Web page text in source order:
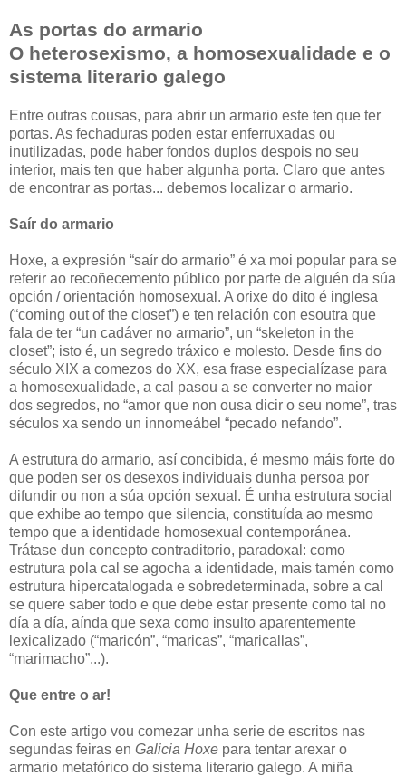
As portas do armario
O heterosexismo, a homosexualidade e o
sistema literario galego
Entre outras cousas, para abrir un armario este ten que ter
portas. As fechaduras poden estar enferruxadas ou
inutilizadas, pode haber fondos duplos despois no seu
interior, mais ten que haber algunha porta. Claro que antes
de encontrar as portas... debemos localizar o armario.
Saír do armario
Hoxe, a expresión “saír do armario” é xa moi popular para se
referir ao recoñecemento público por parte de alguén da súa
opción / orientación homosexual. A orixe do dito é inglesa
(“coming out of the closet”) e ten relación con esoutra que
fala de ter “un cadáver no armario”, un “skeleton in the
closet”; isto é, un segredo tráxico e molesto. Desde fins do
século XIX a comezos do XX, esa frase especialízase para
a homosexualidade, a cal pasou a se converter no maior
dos segredos, no “amor que non ousa dicir o seu nome”, tras
séculos xa sendo un innomeábel “pecado nefando”.
A estrutura do armario, así concibida, é mesmo máis forte do
que poden ser os desexos individuais dunha persoa por
difundir ou non a súa opción sexual. É unha estrutura social
que exhibe ao tempo que silencia, constituída ao mesmo
tempo que a identidade homosexual contemporánea.
Trátase dun concepto contraditorio, paradoxal: como
estrutura pola cal se agocha a identidade, mais tamén como
estrutura hipercatalogada e sobredeterminada, sobre a cal
se quere saber todo e que debe estar presente como tal no
día a día, aínda que sexa como insulto aparentemente
lexicalizado (“maricón”, “maricas”, “maricallas”,
“marimacho”...).
Que entre o ar!
Con este artigo vou comezar unha serie de escritos nas
segundas feiras en Galicia Hoxe para tentar arexar o
armario metafórico do sistema literario galego. A miña